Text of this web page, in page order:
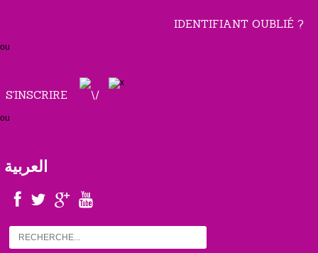
IDENTIFIANT OUBLIÉ ?
ou
S'INSCRIRE
ou
العربية